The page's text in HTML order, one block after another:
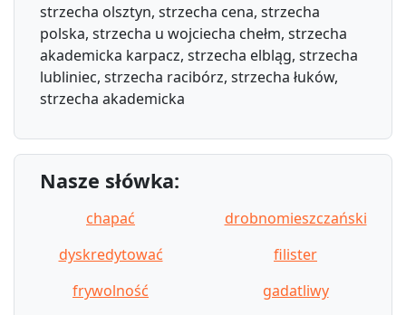
strzecha olsztyn, strzecha cena, strzecha
polska, strzecha u wojciecha chełm, strzecha
akademicka karpacz, strzecha elbląg, strzecha
lubliniec, strzecha racibórz, strzecha łuków,
strzecha akademicka
Nasze słówka:
chapać
drobnomieszczański
dyskredytować
filister
frywolność
gadatliwy